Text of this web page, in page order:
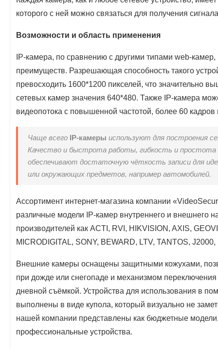
которого с ней можно связаться для получения
Возможности и область применения
IP-камера, по сравнению с другими типами web-камер,
преимуществ. Разрешающая способность такого
превосходить 1600*1200 пикселей, что значительно
сетевых камер значения 640*480. Также IP-камера
видеопотока с повышенной частотой, более 60 кадров
Чаще всего IP-камеры используют для построения
Качество и быстрота работы, гибкость и простота
обеспечивают достаточную чёткость записи для
или окружающих предметов, например автомобилей.
Ассортимент интернет-магазина компании
различные модели IP-камер внутреннего и внешнего
производителей как ACTI, RVI, HIKVISION, AXIS,
MICRODIGITAL, SONY, BEWARD, LTV, TANTOS, J2000,
Внешние камеры оснащены защитными кожухами,
при дожде или снегопаде и механизмом
дневной съёмкой. Устройства для использования в
выполнены в виде купола, который визуально не
нашей компании представлены как бюджетные
профессиональные устройства.